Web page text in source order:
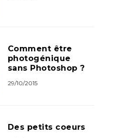
Comment être
photogénique
sans Photoshop ?
29/10/2015
Des petits coeurs